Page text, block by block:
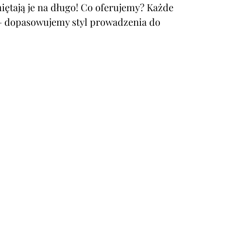
je na długo! Co oferujemy? Każde
styl prowadzenia do